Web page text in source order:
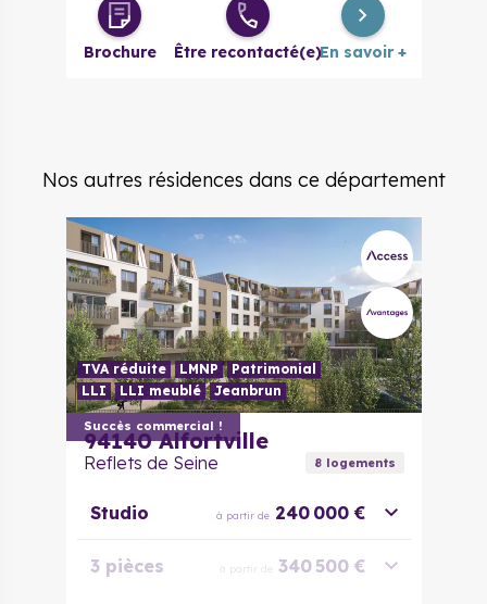
3 pièces à partir de 326 000 €
Brochure Être recontacté(e)En savoir +
Nos autres résidences dans ce département
Succès commercial !
TVA réduite LMNP
Patrimonial
LLI
LLI meublé Jeanbrun
94140 Alfortville
Reflets de Seine 8logements
Studio à partir de 240 000 €
3 pièces à partir de 340 500 €